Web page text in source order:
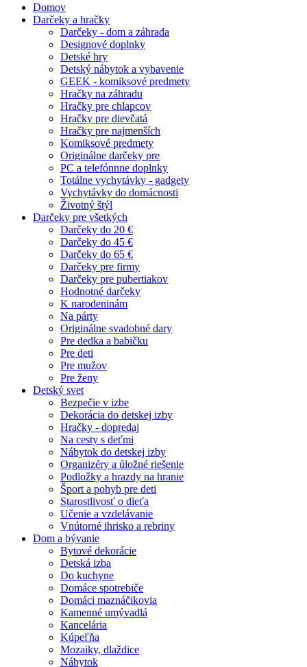
Domov
Darčeky a hračky
Darčeky - dom a záhrada
Designové doplnky
Detské hry
Detský nábytok a vybavenie
GEEK - komiksové predmety
Hračky na záhradu
Hračky pre chlapcov
Hračky pre dievčatá
Hračky pre najmenších
Komiksové predmety
Originálne darčeky pre
PC a telefónnne doplnky
Totálne vychytávky - gadgety
Vychytávky do domácnosti
Životný štýl
Darčeky pre všetkých
Darčeky do 20 €
Darčeky do 45 €
Darčeky do 65 €
Darčeky pre firmy
Darčeky pre pubertiakov
Hodnotné darčeky
K narodeninám
Na párty
Originálne svadobné dary
Pre dedka a babičku
Pre deti
Pre mužov
Pre ženy
Detský svet
Bezpečie v izbe
Dekorácia do detskej izby
Hračky - dopredaj
Na cesty s deťmi
Nábytok do detskej izby
Organizéry a úložné riešenie
Podložky a hrazdy na hranie
Šport a pohyb pre deti
Starostlivosť o dieťa
Učenie a vzdelávanie
Vnútorné ihrisko a rebriny
Dom a bývanie
Bytové dekorácie
Detská izba
Do kuchyne
Domáce spotrebiče
Domáci maznáčikovia
Kamenné umývadlá
Kancelária
Kúpeľňa
Mozaiky, dlaždice
Nábytok